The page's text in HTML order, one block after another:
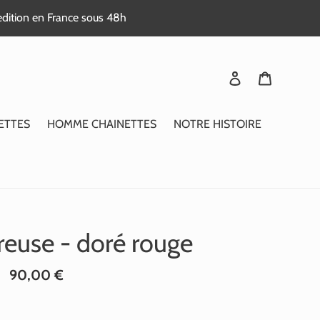
en France sous 48h
Se connecter
HOMME CHAINETTES NOTRE HISTOIRE
- doré rouge
Prix
90,00 €